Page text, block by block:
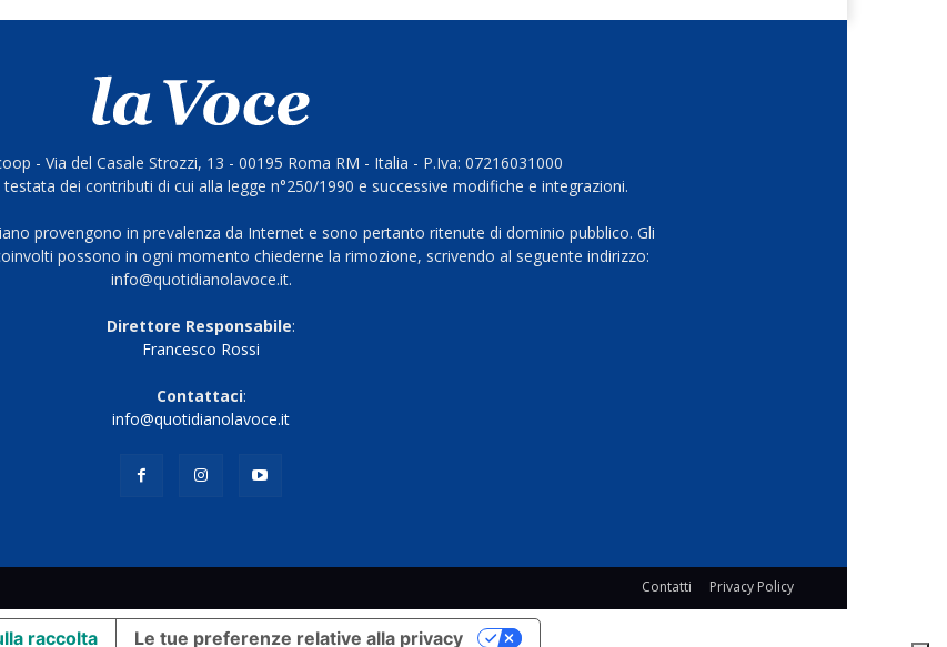
- Via del Casale Strozzi, 13 - 00195 Roma RM - Italia - P.Iva: 07216031000
dei contributi di cui alla legge n°250/1990 e successive modifiche e integrazioni.
provengono in prevalenza da Internet e sono pertanto ritenute di dominio pubblico. Gli
possono in ogni momento chiederne la rimozione, scrivendo al seguente indirizzo:
info@quotidianolavoce.it.
Direttore Responsabile:
Francesco Rossi
Contattaci:
info@quotidianolavoce.it
Contatti Privacy Policy
raccolta Le tue preferenze relative alla privacy